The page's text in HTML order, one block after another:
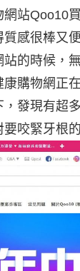
站Qoo10
質感很棒又
的時候，
購物網正
發現有超
咬緊牙根